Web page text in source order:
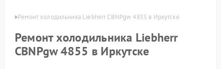
Ремонт холодильника Liebherr CBNPgw 4855 в Иркутске
Ремонт холодильника Liebherr
CBNPgw 4855 в Иркутске